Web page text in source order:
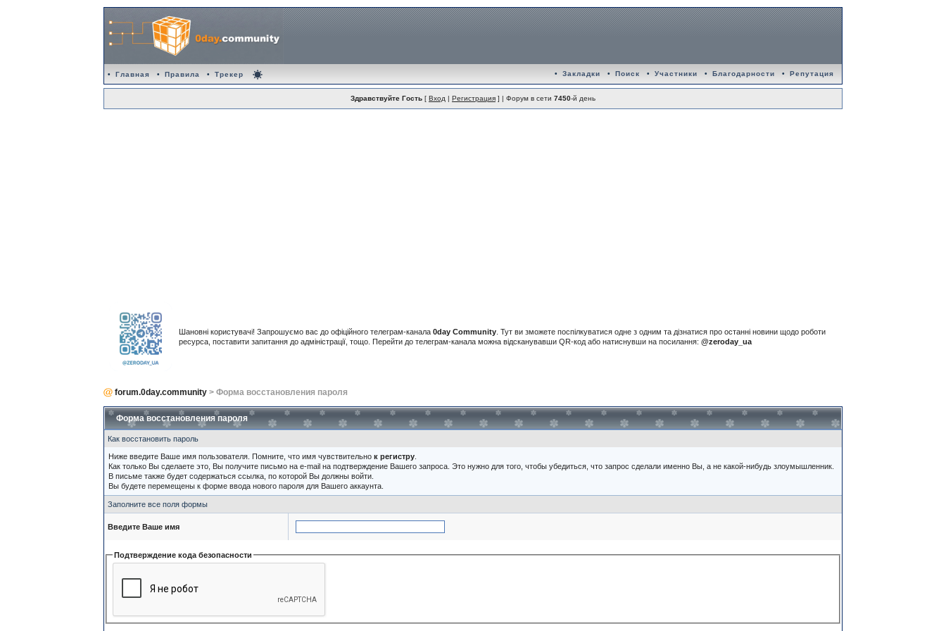
• Главная • Правила • Трекер • Закладки • Поиск • Участники • Благодарности • Репутация
Здравствуйте Гость [ Вход | Регистрация ] | Форум в сети 7450-й день
Шановні користувачі! Запрошуємо вас до офіційного телеграм-канала 0day Community . Тут ви зможете поспілкуватися одне з одним та дізнатися про останні новини щодо роботи
ресурса, поставити запитання до адміністрації, тощо. Перейти до телеграм-канала можна відсканувавши QR-код або натиснувши на посилання: @zeroday_ua
forum.0day.community > Форма восстановления пароля
Форма восстановления пароля
Как восстановить пароль
Ниже введите Ваше имя пользователя. Помните, что имя чувствительно к регистру
Как только Вы сделаете это, Вы получите письмо на e-mail на подтверждение Вашего запроса. Это нужно для того, чтобы убедиться, что запрос сделали именно Вы, а не какой-нибудь злоумышленник.
В письме также будет содержаться ссылка, по которой Вы должны войти.
Вы будете перемещены к форме ввода нового пароля для Вашего аккаунта.
Заполните все поля формы
Введите Ваше имя
Подтверждение кода безопасности